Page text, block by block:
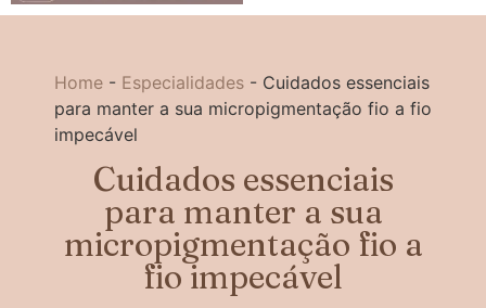
Home - Especialidades - Cuidados essenciais
para manter a sua micropigmentação fio a fio
impecável
Cuidados essenciais
para manter a sua
micropigmentação fio a
fio impecável